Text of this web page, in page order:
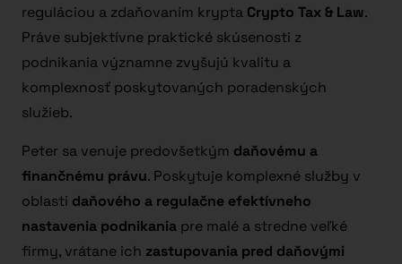
reguláciou a zdaňovaním krypta Crypto Tax & Law.
Práve subjektívne praktické skúsenosti z
podnikania významne zvyšujú kvalitu a
komplexnosť poskytovaných poradenských
služieb.
Peter sa venuje predovšetkým daňovému a
finančnému právu. Poskytuje komplexné služby v
oblasti daňového a regulačne efektívneho
nastavenia podnikania pre malé a stredne veľké
firmy, vrátane ich zastupovania pred daňovými